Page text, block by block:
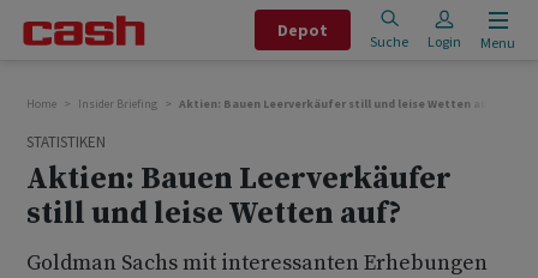
Depot
Suche Login Menu
Home Insider Briefing Aktien: Bauen Leerverkäufer still und leise Wetten auf?
STATISTIKEN
Aktien: Bauen Leerverkäufer
still und leise Wetten auf?
Goldman Sachs mit interessanten Erhebungen